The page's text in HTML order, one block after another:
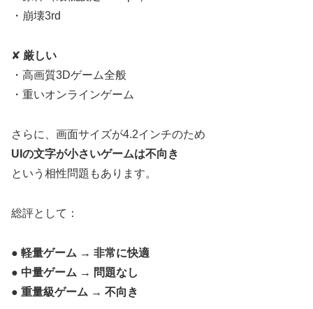
・崩壊3rd
✘ 厳しい
・高画質3Dゲーム全般
・重いオンラインゲーム
さらに、画面サイズが4.2インチのため
UIの文字が小さいゲームは不向き
という相性問題もあります。
総評として：
● 軽量ゲーム → 非常に快適
● 中量ゲーム → 問題なし
● 重量級ゲーム → 不向き